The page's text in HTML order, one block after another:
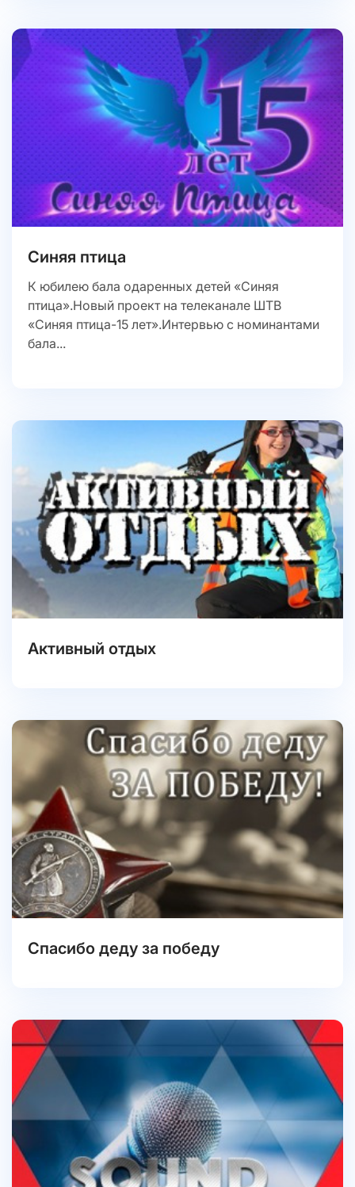
Синяя птица
К юбилею бала одаренных детей «Синяя
птица».Новый проект на телеканале ШТВ
«Синяя птица-15 лет».Интервью с номинантами
бала...
Активный отдых
Спасибо деду за победу